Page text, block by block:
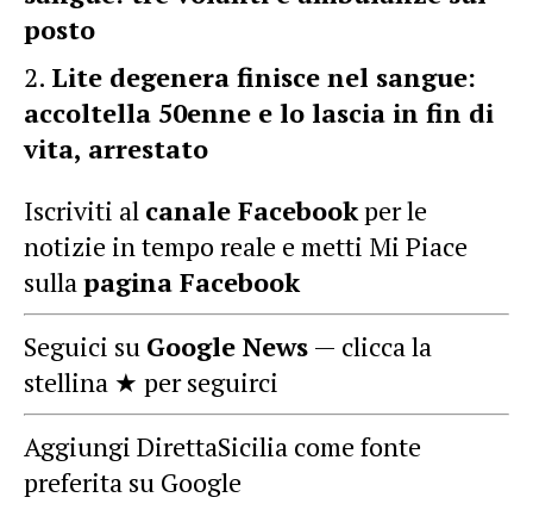
posto
Lite degenera finisce nel sangue:
accoltella 50enne e lo lascia in fin di
vita, arrestato
Iscriviti al canale Facebookper le
notizie in tempo reale e metti Mi Piace
sullapagina Facebook
Seguici su Google News — clicca la
stellina ★ per seguirci
Aggiungi DirettaSicilia come fonte
preferita su Google